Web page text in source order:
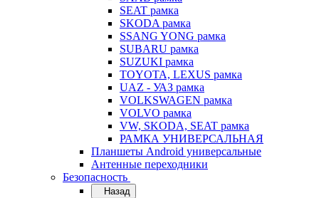
SEAT рамка
SKODA рамка
SSANG YONG рамка
SUBARU рамка
SUZUKI рамка
TOYOTA, LEXUS рамка
UAZ - УАЗ рамка
VOLKSWAGEN рамка
VOLVO рамка
VW, SKODA, SEAT рамка
РАМКА УНИВЕРСАЛЬНАЯ
Планшеты Android универсальные
Антенные переходники
Безопасность
Назад